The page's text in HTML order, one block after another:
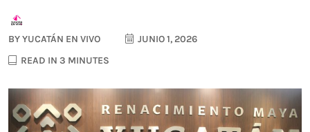
BYYUCATÁN EN VIVO
JUNIO 1, 2026
READ IN 3 MINUTES